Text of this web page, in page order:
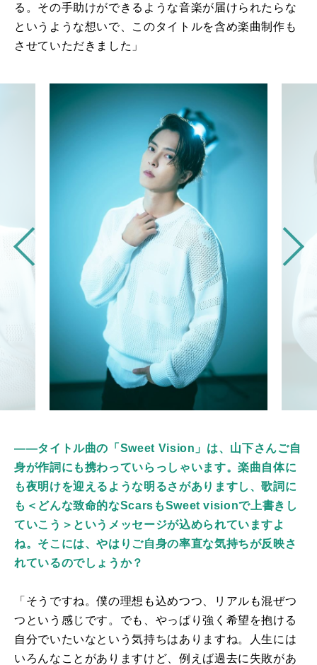
る。その手助けができるような音楽が届けられたらな
というような想いで、このタイトルを含め楽曲制作も
させていただきました」
――タイトル曲の「Sweet Vision」は、山下さんご自
身が作詞にも携わっていらっしゃいます。楽曲自体に
も夜明けを迎えるような明るさがありますし、歌詞に
も＜どんな致命的なScarsもSweet visionで上書きし
ていこう＞というメッセージが込められていますよ
ね。そこには、やはりご自身の率直な気持ちが反映さ
れているのでしょうか？
「そうですね。僕の理想も込めつつ、リアルも混ぜつ
つという感じです。でも、やっぱり強く希望を抱ける
自分でいたいなという気持ちはありますね。人生には
いろんなことがありますけど、例えば過去に失敗があ